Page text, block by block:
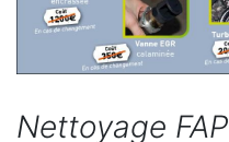
Nettoyage